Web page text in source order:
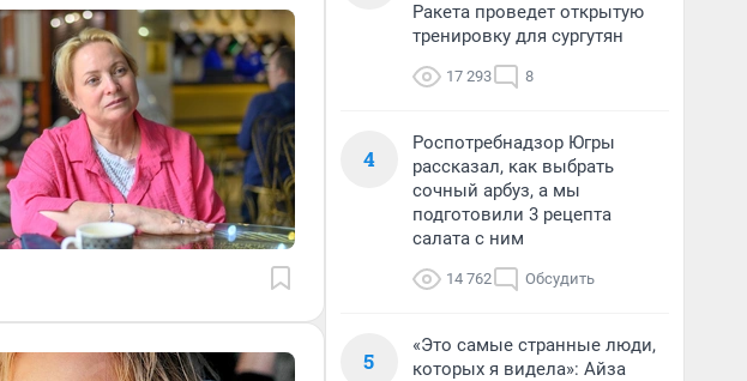
Ракета проведет открытую
тренировку для сургутян
17 293 8
4
Роспотребнадзор Югры
рассказал, как выбрать
сочный арбуз, а мы
подготовили 3 рецепта
салата с ним
14 762 Обсудить
5
«Это самые странные люди,
которых я видела»: Айза